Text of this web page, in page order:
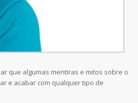
que algumas mentiras e mitos sobre o
e acabar com qualquer tipo de